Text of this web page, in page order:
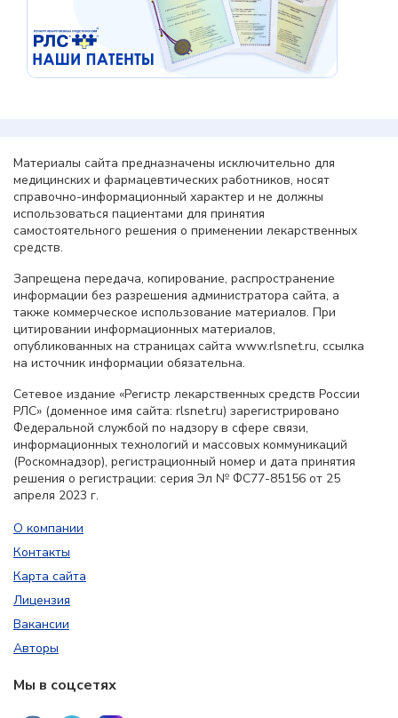
Материалы сайта предназначены исключительно для
медицинских и фармацевтических работников, носят
справочно-информационный характер и не должны
использоваться пациентами для принятия
самостоятельного решения о применении лекарственных
средств.
Запрещена передача, копирование, распространение
информации без разрешения администратора сайта, а
также коммерческое использование материалов. При
цитировании информационных материалов,
опубликованных на страницах сайта www.rlsnet.ru, ссылка
на источник информации обязательна.
Сетевое издание «Регистр лекарственных средств России
РЛС» (доменное имя сайта: rlsnet.ru) зарегистрировано
Федеральной службой по надзору в сфере связи,
информационных технологий и массовых коммуникаций
(Роскомнадзор), регистрационный номер и дата принятия
решения о регистрации: серия Эл № ФС77-85156 от 25
апреля 2023 г.
О компании
Контакты
Карта сайта
Лицензия
Вакансии
Авторы
Мы в соцсетях